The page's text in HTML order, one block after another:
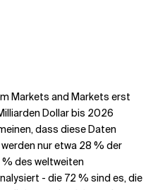
Markets and Markets erst
Dollar bis 2026
dass diese Daten
werden nur etwa 28 % der
des weltweiten
- die 72 % sind es, die